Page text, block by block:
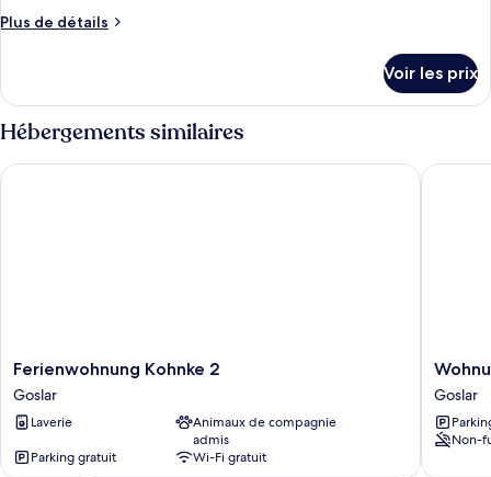
Confort,
compagnie
acceptés,
rez-
de-
Plus de détails
Plus
le
type
de
chambre
Studio
Voir les prix
Hébergements similaires
Ferienwohnung
Kohnke
2
Goslar
Ferienwohnung Kohnke 2
Goslar
Laverie
Animaux de compagnie
admis
Parking gratuit
Wi-Fi gratuit
Ferienwohnung Kohnke 2
in
Nahe
Goslar
Non-